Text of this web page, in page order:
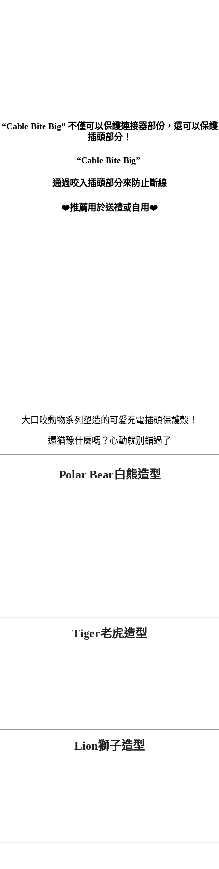
“Cable Bite Big” 不僅可以保護連接器部份，還可以保護
插頭部分！
“Cable Bite Big”
通過咬入插頭部分來防止斷線
❤️推薦用於送禮或自用 ❤️
大口咬動物系列塑造的可愛充電插頭保護殼！
還猶豫什麼嗎？心動就別錯過了
Polar Bear白熊造型
Tiger老虎造型
Lion獅子造型